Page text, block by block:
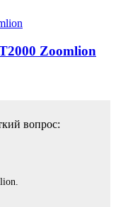
Zoomlion
вопрос: